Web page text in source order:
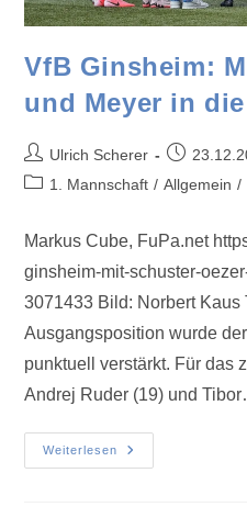
VfB Ginsheim:
und Meyer in
Ulrich Scherer
1. Mannschaft / Allgemein /
Markus Cube, FuPa.net
ginsheim-mit-schuster-
3071433 Bild: Norbert Kaus
Ausgangsposition wurde
punktuell verstärkt. Für das
Andrej Ruder (19) und
Weiterlesen